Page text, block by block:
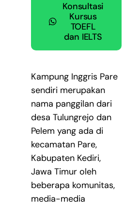
Konsultasi
Kursus
TOEFL
dan IELTS
Kampung Inggris Pare
sendiri merupakan
nama panggilan dari
desa Tulungrejo dan
Pelem yang ada di
kecamatan Pare,
Kabupaten Kediri,
Jawa Timur oleh
beberapa komunitas,
media-media